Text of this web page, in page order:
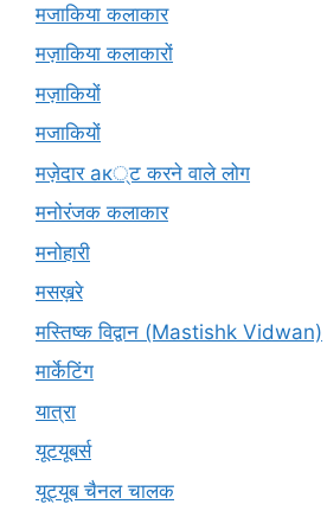
मजाकिया कलाकार
मज़ाकिया कलाकारों
मज़ाकियों
मजाकियों
मज़ेदार ак्ट करने वाले लोग
मनोरंजक कलाकार
मनोहारी
मसख़रे
मस्तिष्क विद्वान (Mastishk Vidwan)
मार्केटिंग
यात्रा
यूटयूबर्स
यूट्यूब चैनल चालक